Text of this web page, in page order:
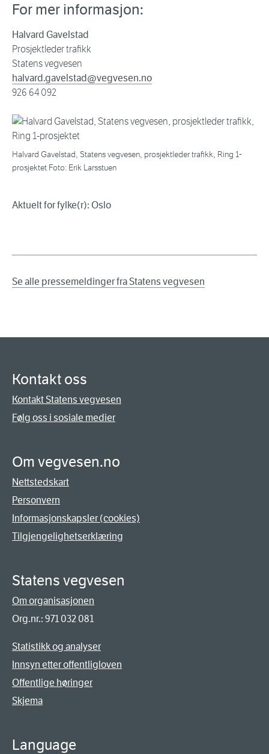
For mer informasjon:
Halvard Gavelstad
Prosjektleder trafikk
Statens vegvesen
halvard.gavelstad@vegvesen.no
926 64 092
Halvard Gavelstad, Statens vegvesen, prosjektleder trafikk, Ring 1-
prosjektet Foto: Erik Larsstuen
Aktuelt for fylke(r): Oslo
Se alle pressemeldinger fra Statens vegvesen
Kontakt oss
Kontakt Statens vegvesen
Følg oss i sosiale medier
Om vegvesen.no
Nettstedskart
Personvern
Informasjonskapsler (cookies)
Tilgjengelighetserklæring
Statens vegvesen
Om organisasjonen
Org.nr.: 971 032 081
Statistikk og analyser
Innsyn etter offentligloven
Offentlige høringer
Skjema
Language